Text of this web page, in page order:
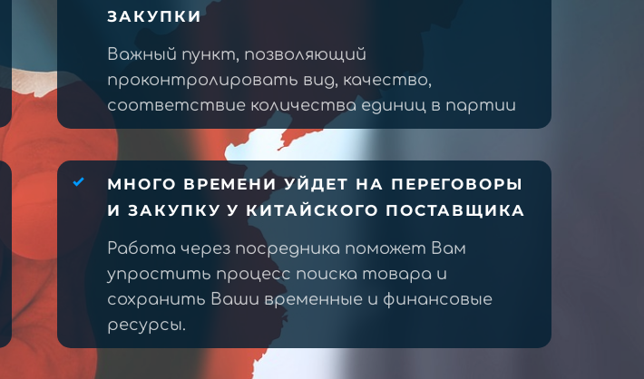
ЗАКУПКИ
Важный пункт, позволяющий
проконтролировать вид, качество,
соответствие количества единиц в партии
МНОГО ВРЕМЕНИ УЙДЕТ НА ПЕРЕГОВОРЫ
И ЗАКУПКУ У КИТАЙСКОГО ПОСТАВЩИКА
Работа через посредника поможет Вам
упростить процесс поиска товара и
сохранить Ваши временные и финансовые
ресурсы.